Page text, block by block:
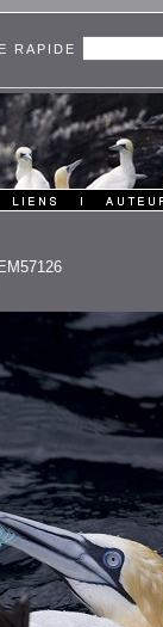
RAPIDE